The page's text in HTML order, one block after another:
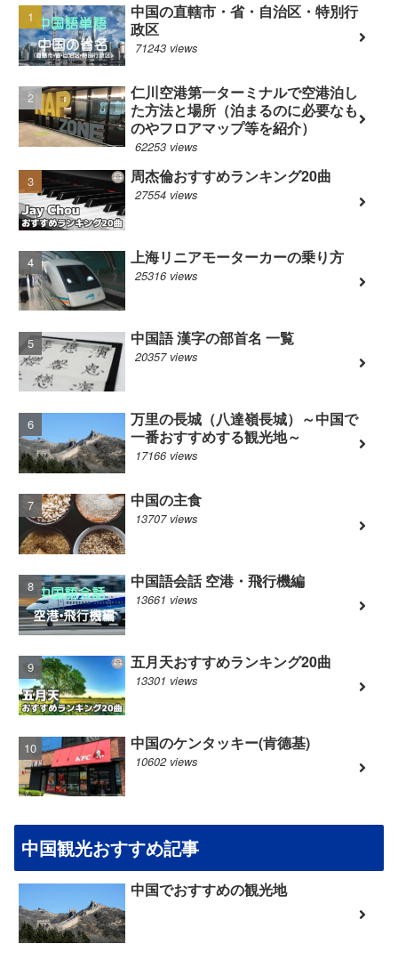
中国の直轄市・省・自治区・特別行
政区
71243 views
仁川空港第一ターミナルで空港泊し
た方法と場所（泊まるのに必要なも
のやフロアマップ等を紹介）
62253 views
周杰倫おすすめランキング20曲
27554 views
上海リニアモーターカーの乗り方
25316 views
中国語 漢字の部首名 一覧
20357 views
万里の長城（八達嶺長城）～中国で
一番おすすめする観光地～
17166 views
中国の主食
13707 views
中国語会話 空港・飛行機編
13661 views
五月天おすすめランキング20曲
13301 views
中国のケンタッキー(肯德基)
10602 views
中国観光おすすめ記事
中国でおすすめの観光地